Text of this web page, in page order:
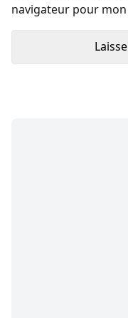
navigateur pour